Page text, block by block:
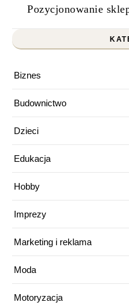
Pozycjonowanie
Biznes
Budownictwo
Dzieci
Edukacja
Hobby
Imprezy
Marketing i reklama
Moda
Motoryzacja